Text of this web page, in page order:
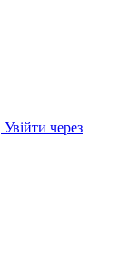
Увійти через